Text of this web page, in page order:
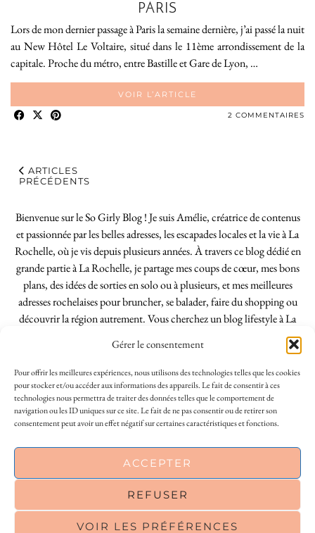
This site uses cookies to deliver its services
agree to its use of cookies. Learn more
OK
Gérer le consentement
Pour offrir les meilleures expériences, nous utilisons des technologies telles que les cookies
pour stocker et/ou accéder aux informations des appareils. Le fait de consentir à ces
technologies nous permettra de traiter des données telles que le comportement de
navigation ou les ID uniques sur ce site. Le fait de ne pas consentir ou de retirer son
consentement peut avoir un effet négatif sur certaines caractéristiques et fonctions.
ACCEPTER
REFUSER
VOIR LES PRÉFÉRENCES
PARIS
Lors de mon dernier passage à Paris la semaine dernière, j’ai passé la nuit
au New Hôtel Le Voltaire, situé dans le 11ème arrondissement de la
capitale. Proche du métro, entre Bastille et Gare de Lyon, …
VOIR L’ARTICLE
2 COMMENTAIRES
ARTICLES
PRÉCÉDENTS
Bienvenue sur le So Girly Blog ! Je suis Amélie, créatrice de contenus
et passionnée par les belles adresses, les escapades locales et la vie à La
Rochelle, où je vis depuis plusieurs années. À travers ce blog dédié en
grande partie à La Rochelle, je partage mes coups de cœur, mes bons
plans, des idées de sorties en solo ou à plusieurs, et mes meilleures
adresses rochelaises pour bruncher, se balader, faire du shopping ou
découvrir la région autrement. Vous cherchez un blog lifestyle à La
Rochelle, tenu par une locale ? Vous êtes au bon endroit. Que vous
soyez Rochelais·e ou de passage dans notre belle ville, j’espère que mes
articles vous aideront à profiter de La Rochelle comme un·e vrai·e
initié·e. !
FACEBOOK | 18200